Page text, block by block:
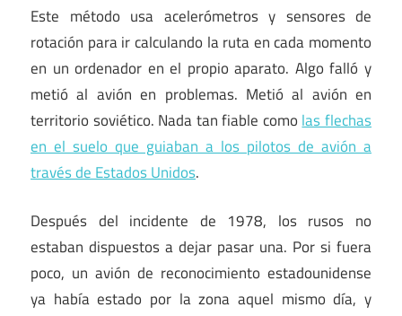
Este método usa acelerómetros y sensores de
rotación para ir calculando la ruta en cada momento
en un ordenador en el propio aparato. Algo falló y
metió al avión en problemas. Metió al avión en
territorio soviético. Nada tan fiable como las flechas
en el suelo que guiaban a los pilotos de avión a
través de Estados Unidos.
Después del incidente de 1978, los rusos no
estaban dispuestos a dejar pasar una. Por si fuera
poco, un avión de reconocimiento estadounidense
ya había estado por la zona aquel mismo día, y